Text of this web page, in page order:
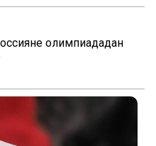
олимпиададан